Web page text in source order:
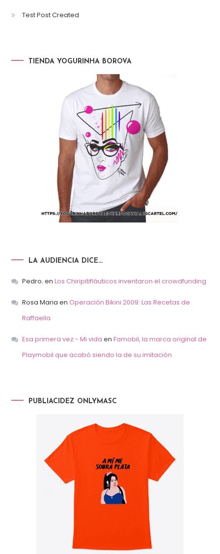
Test Post Created
TIENDA YOGURINHA BOROVA
LA AUDIENCIA DICE…
Pedro. en Los Chiripitifláuticos inventaron el crowdfunding
Rosa Maria en Operación Bikini 2009: Las Recetas de
Raffaella
Esa primera vez - Mi vida en Famobil, la marca original de
Playmobil que acabó siendo la de su imitación
PUBLIACIDEZ ONLYMASC